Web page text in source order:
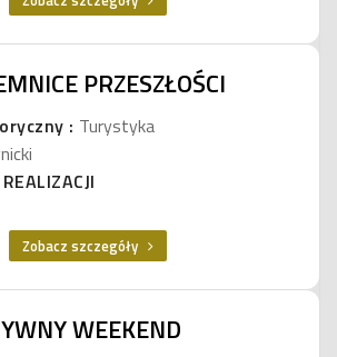
PRZESZŁOŚCI
: Turystyka
Zobacz szczegóły
WEEKEND